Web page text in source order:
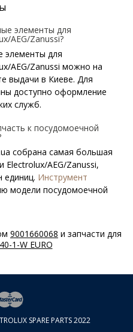
элементы для
AEG/Zanussi?
элементы для
AEG/Zanussi можно на
выдачи в Киеве. Для
доступно оформление
служб.
к посудомоечной
собрана самая большая
Electrolux/AEG/Zanussi,
единиц. Инструмент
модели посудомоечной
с названием модели
AEG/Zanussi.
для посудомоечных
Крепежные
9001660068 и запчасти для
1-W EURO
SPARE PARTS 2022